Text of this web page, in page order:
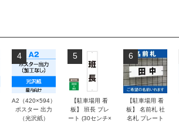
4
A2（420×594）
ポスター 出力
（光沢紙）
5
【駐車場用 看
板】 班長 プレ
ート (30センチ×
6
【駐車場用 看
板】 名前札 社
名札 プレート